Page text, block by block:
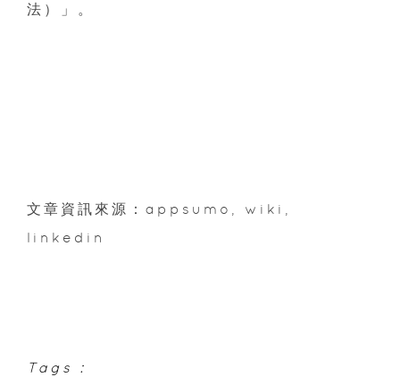
法）」。
文章資訊來源：appsumo, wiki,
linkedin
Tags :